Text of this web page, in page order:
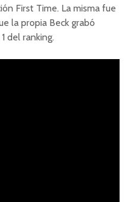
First Time. La misma fue
la propia Beck grabó
del ranking.